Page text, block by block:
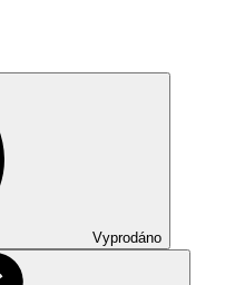
Vyprodáno